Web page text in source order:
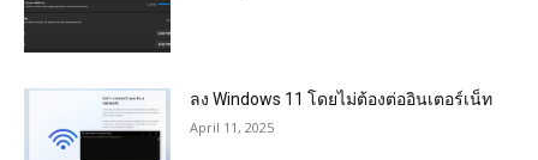
ลง Windows 11 โดยไม่ต้องต่ออินเตอร์เน็ท
April 11, 2025